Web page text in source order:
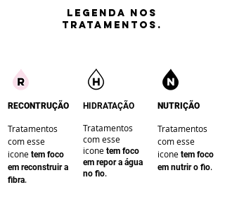
LEGENDA nos
tratamentos.
RECONTRUÇÃO
Tratamentos
com esse
icone tem foco
em reconstruir a
fibra.
HIDRATAÇÃO
Tratamentos
com esse
icone tem foco
em repor a água
no fio.
NUTRIÇÃO
Tratamentos
com esse
icone tem foco
em nutrir o fio.